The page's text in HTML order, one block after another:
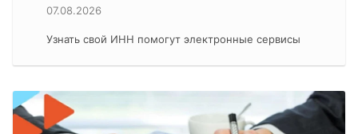
07.08.2026
Узнать свой ИНН помогут электронные сервисы